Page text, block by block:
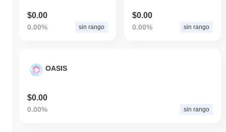
$0.00
0.00% sin rango
$0.00
0.00% sin rango
OASIS
$0.00
0.00% sin rango